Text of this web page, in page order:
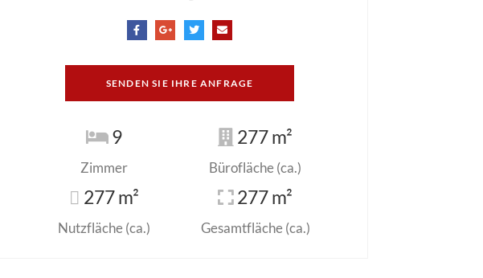
SENDEN SIE IHRE ANFRAGE
9
Zimmer
277 m²
Bürofläche (ca.)
277 m²
Nutzfläche (ca.)
277 m²
Gesamtfläche (ca.)